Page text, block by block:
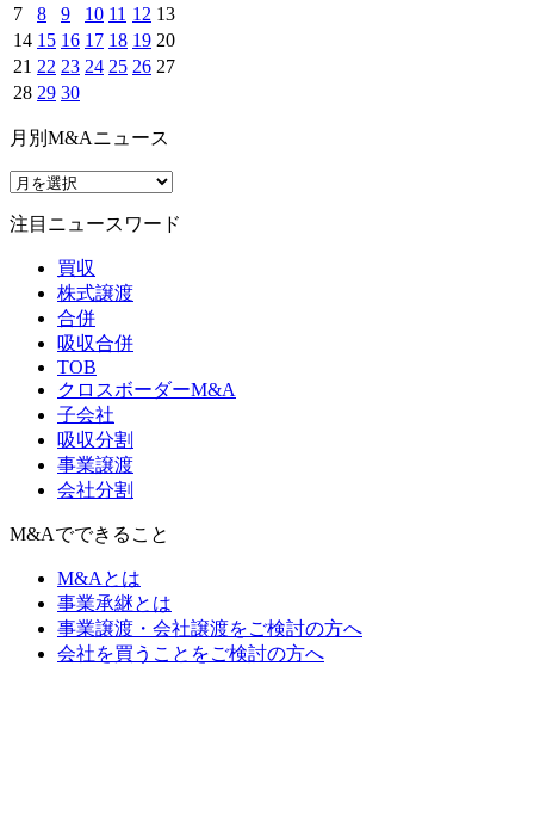
7
8 9 10 11 12 13
14 15 16 17 18 19 20
21 22 23 24 25 26 27
28 29 30
月別M&Aニュース
注目ニュースワード
買収
株式譲渡
合併
吸収合併
TOB
クロスボーダーM&A
子会社
吸収分割
事業譲渡
会社分割
M&Aでできること
M&Aとは
事業承継とは
事業譲渡・会社譲渡をご検討の方へ
会社を買うことをご検討の方へ